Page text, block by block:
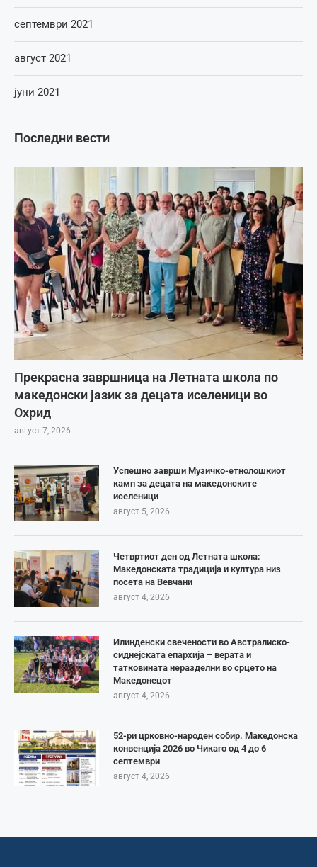
Последни вести
Прекрасна завршница на Летната школа по
македонски јазик за децата иселеници во
Охрид
август 7, 2026
Успешно заврши Музичко-етнолошкиот
камп за децата на македонските
иселеници
август 5, 2026
Четвртиот ден од Летната школа:
Македонската традиција и култура низ
посета на Вевчани
август 4, 2026
Илинденски свечености во Австралиско-
сиднејската епархија – верата и
татковината неразделни во срцето на
Македонецот
август 4, 2026
52-ри црковно-народен собир. Македонска
конвенција 2026 во Чикаго од 4 до 6
септември
август 4, 2026
септември 2021
август 2021
јуни 2021